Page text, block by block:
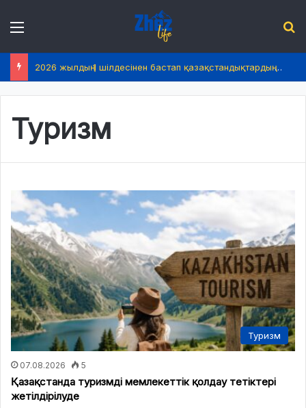
2026 жылдың 1 шілдесінен бастап қазақстандықтардың өмірінде не өзгереді?
Туризм
Туризм
07.08.2026 5
Қазақстанда туризмді мемлекеттік қолдау тетіктері
жетілдірілуде